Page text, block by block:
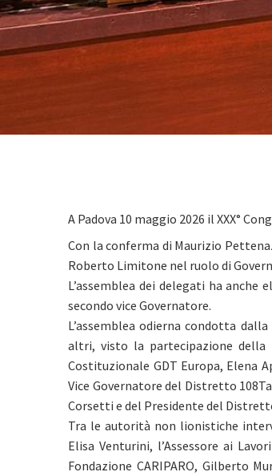
A Padova 10 maggio 2026 il XXX°
Con la conferma di Maurizio
Roberto Limitone nel ruolo di
L’assemblea dei delegati ha
secondo vice Governatore.
L’assemblea odierna condotta
altri, visto la partecipazione della
Costituzionale GDT Europa, Elena
Vice Governatore del Distretto
Corsetti e del Presidente del
Tra le autorità non lionistiche
Elisa Venturini, l’Assessore ai
Fondazione CARIPARO, Gilberto